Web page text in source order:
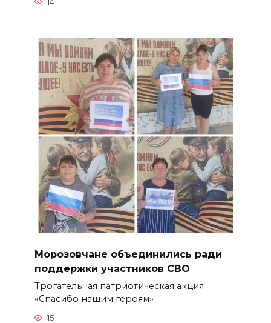
14
Морозовчане объединились ради
поддержки участников СВО
Трогательная патриотическая акция
«Спасибо нашим героям»
15